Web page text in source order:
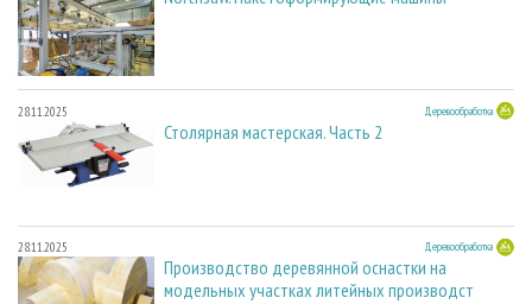
28.11.2025 Деревообработка
Столярная мастерская. Часть 2
28.11.2025 Деревообработка
Производство деревянной оснастки на
модельных участках литейных производст